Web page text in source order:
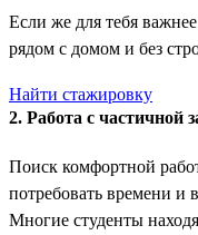
Если же для тебя
рядом с домом и без
Найти стажировку
2. Работа с частичной
Поиск комфортной
потребовать времени и
Многие студенты